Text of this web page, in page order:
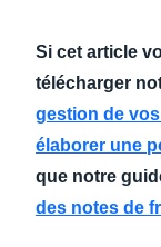
Si cet article
télécharger
gestion de
élaborer une
que notre
des notes de